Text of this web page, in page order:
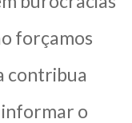
forçamos
contribua
informar o